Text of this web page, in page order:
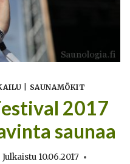
SAUNAMÖKIT
2017
saunaa
Julkaistu 10.06.2017